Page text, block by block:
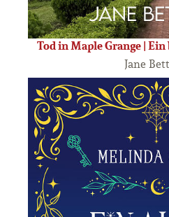
Tod in Maple Grange |
Jane